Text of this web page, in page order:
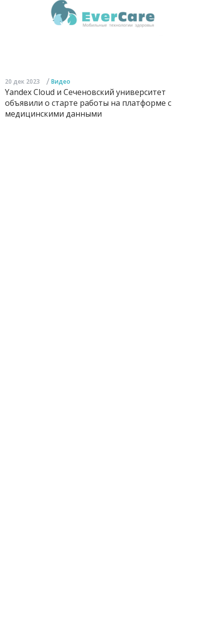
20 дек 2023 / Видео
Yandex Cloud и Сеченовский университет
объявили о старте работы на платформе с
медицинскими данными